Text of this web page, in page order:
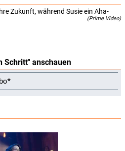
Zukunft, während Susie ein Aha-
(Prime Video)
Schritt" anschauen